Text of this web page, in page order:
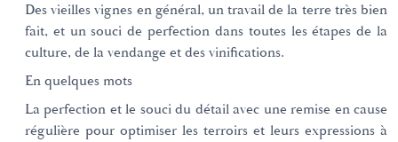
Des vieilles vignes en général, un travail de la terre très bien
fait, et un souci de perfection dans toutes les étapes de la
culture, de la vendange et des vinifications.
En quelques mots
La perfection et le souci du détail avec une remise en cause
régulière pour optimiser les terroirs et leurs expressions à